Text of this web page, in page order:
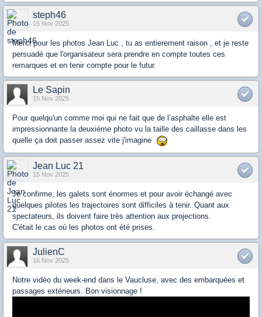
steph46
15 Nov 2025
Merci pour les photos Jean Luc , tu as entierement raison , et je reste
persuadé que l'organisateur sera prendre en compte toutes ces
remarques et en tenir compte pour le futur.
Le Sapin
15 Nov 2025
Pour quelqu'un comme moi qui ne fait que de l’asphalte elle est
impressionnante la deuxième photo vu la taille des caillasse dans les
quelle ça doit passer assez vite j'imagine
Jean Luc 21
15 Nov 2025
Je confirme, les galets sont énormes et pour avoir échangé avec
quelques pilotes les trajectoires sont difficiles à tenir. Quant aux
spectateurs, ils doivent faire très attention aux projections.
C'était le cas où les photos ont été prises.
JulienC
16 Nov 2025
Notre vidéo du week-end dans le Vaucluse, avec des embarquées et
passages extérieurs. Bon visionnage !